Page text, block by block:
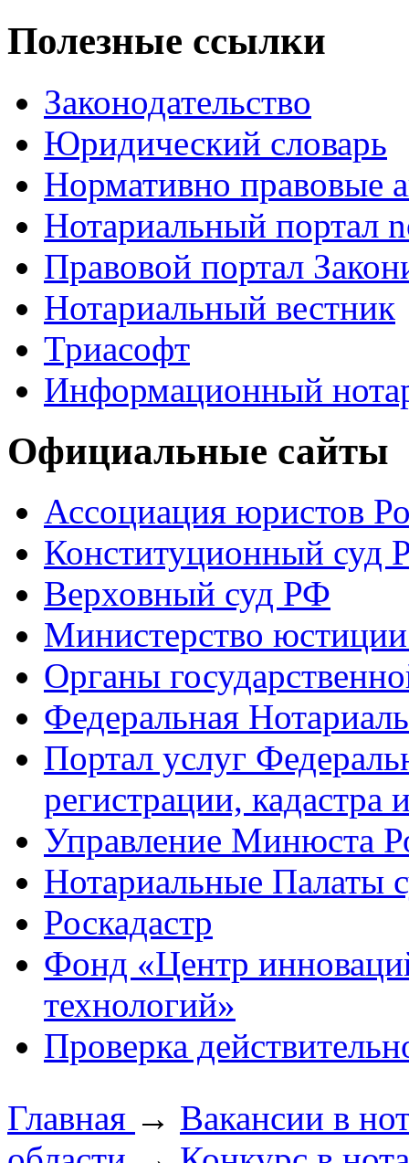
Полезные ссылки
Законодательство
Юридический словарь
Нормативно правовые
Нотариальный портал
Правовой портал
Нотариальный вестник
Триасофт
Информационный
Официальные сайты
Ассоциация юристов
Конституционный суд
Верховный суд РФ
Министерство
Органы
Федеральная
Портал услуг
регистрации, кадастра
Управление Минюста
Нотариальные Палаты
Роскадастр
Фонд «Центр
технологий»
Проверка
Главная → Вакансии в